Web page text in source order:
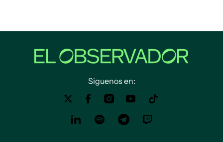
Siguenos en: